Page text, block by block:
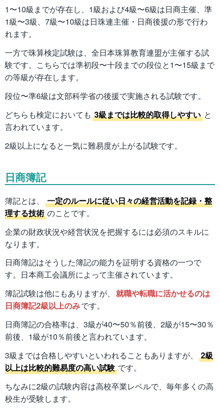
1〜10級までが存在し、1級および4級〜6級は日商主催、準
1級〜3級、7級〜10級は日珠連主催・日商後援の形で行わ
れます。
一方で珠算検定試験は、全日本珠算教育連盟が主催する試
験です。こちらでは準初段〜十段までの段位と1〜15級まで
の等級が存在します。
段位〜準6級は文部科学省の後援で実施される試験です。
どちらも検定においても 3級までは比較的取得しやすい と
言われています。
2級以上になると一気に難易度が上がる試験です。
日商簿記
簿記とは、
一定のルールに従い日々の経営活動を記録・整
理する技術 のことです。
企業の財政状況や経営状況を把握するには必須のスキルに
なります。
日商簿記はそうした簿記の能力を証明する資格の一つで
す。日本商工会議所によって主催されています。
簿記試験は他にもありますが、 就職や転職に活かせるのは
日商簿記2級以上のみです。
日商簿記の合格率は、3級が40〜50％前後、2級が15〜30％
前後、1級が10％前後と言われています。
3級までは合格しやすいといわれることもありますが、
2級
以上は比較的難易度の高い試験 です。
ちなみに2級の試験内容は高校卒業レベルで、毎年多くの高
校生が受験します。